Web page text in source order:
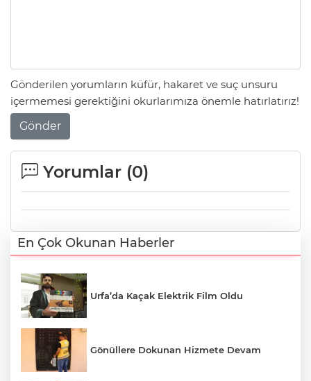
Gönderilen yorumların küfür, hakaret ve suç unsuru
içermemesi gerektiğini okurlarımıza önemle hatırlatırız!
Gönder
Yorumlar (0)
En Çok Okunan Haberler
Urfa’da Kaçak Elektrik Film Oldu
Gönüllere Dokunan Hizmete Devam